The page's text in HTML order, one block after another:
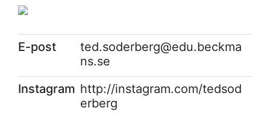
E-post
ted.soderberg@edu.beckma
ns.se
Instagram http://instagram.com/tedsod
erberg